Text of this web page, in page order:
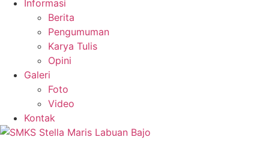
Informasi
Berita
Pengumuman
Karya Tulis
Opini
Galeri
Foto
Video
Kontak